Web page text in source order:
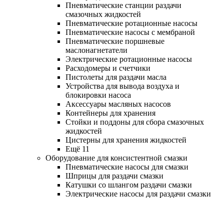
Пневматические станции раздачи
смазочных жидкостей
Пневматические ротационные насосы
Пневматические насосы с мембраной
Пневматические поршневые
маслонагнетатели
Электрические ротационные насосы
Расходомеры и счетчики
Пистолеты для раздачи масла
Устройства для вывода воздуха и
блокировки насоса
Аксессуары масляных насосов
Контейнеры для хранения
Стойки и поддоны для сбора смазочных
жидкостей
Цистерны для хранения жидкостей
Ещё 11
Оборудование для консистентной смазки
Пневматические насосы для смазки
Шприцы для раздачи смазки
Катушки со шлангом раздачи смазки
Электрические насосы для раздачи смазки